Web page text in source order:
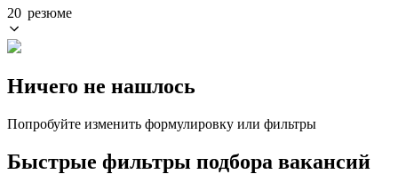
20 резюме
Ничего не нашлось
Попробуйте изменить формулировку или фильтры
Быстрые фильтры подбора вакансий